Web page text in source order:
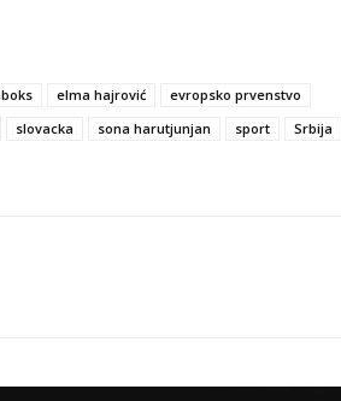
boks elma hajrović
evropsko prvenstvo
slovacka sona harutjunjan sport
Srbija